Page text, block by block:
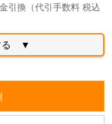
引換（代引手数料 税込
る ▼